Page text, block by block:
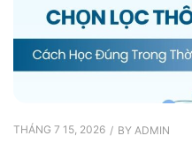
THÁNG 7 15, 2026 BY ADMIN